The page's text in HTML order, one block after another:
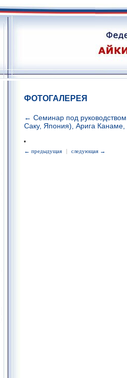
ФОТОГАЛЕРЕЯ
← Семинар под руководством
Саку, Япония), Арига Канаме,
← предыдущая | следующая →